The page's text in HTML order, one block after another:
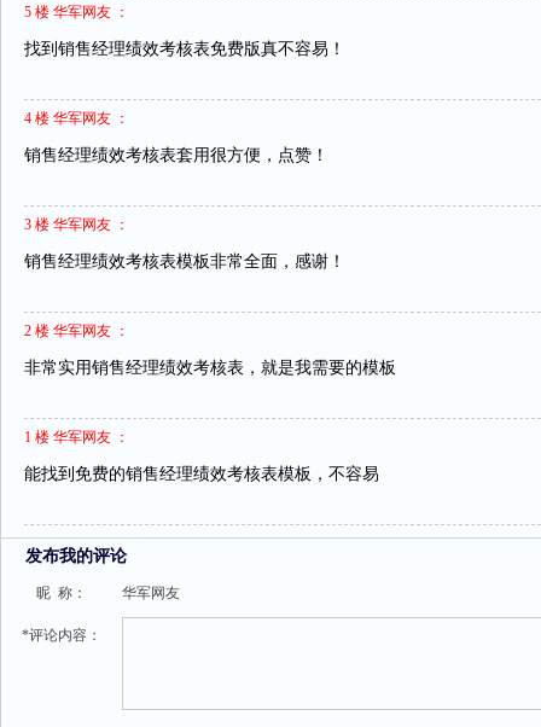
5 楼 华军网友 ：
找到销售经理绩效考核表免费版真不容易！
4 楼 华军网友 ：
销售经理绩效考核表套用很方便，点赞！
3 楼 华军网友 ：
销售经理绩效考核表模板非常全面，感谢！
2 楼 华军网友 ：
非常实用销售经理绩效考核表，就是我需要的模板
1 楼 华军网友 ：
能找到免费的销售经理绩效考核表模板，不容易
发布我的评论
昵 称： 华军网友
*评论内容：